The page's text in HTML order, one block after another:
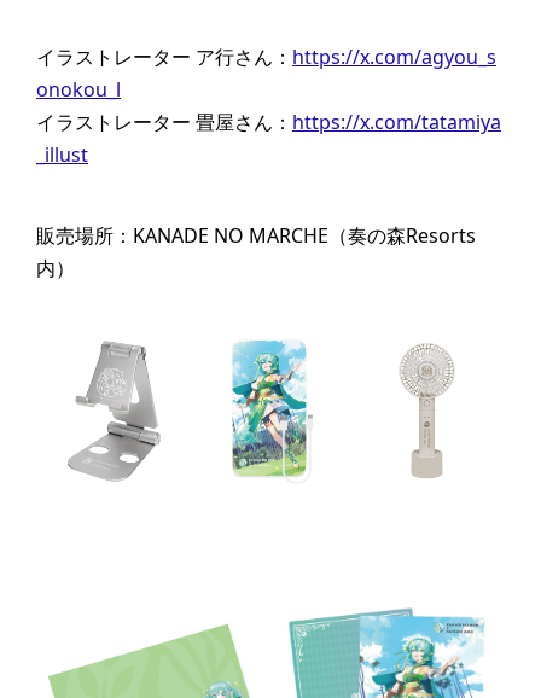
イラストレーター ア行さん： https://x.com/agyou_s
onokou_l
イラストレーター 畳屋さん： https://x.com/tatamiya
_illust
販売場所：KANADE NO MARCHE（奏の森Resorts
内）